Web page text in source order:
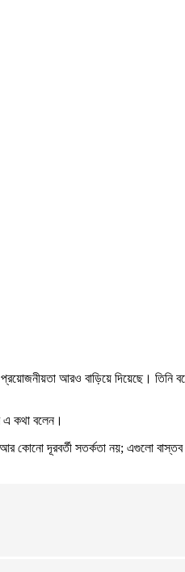
আরও বাড়িয়ে দিয়েছে। তিনি
এ কথা বলেন।
কোনো দূরবর্তী সতর্কতা নয়; এগুলো